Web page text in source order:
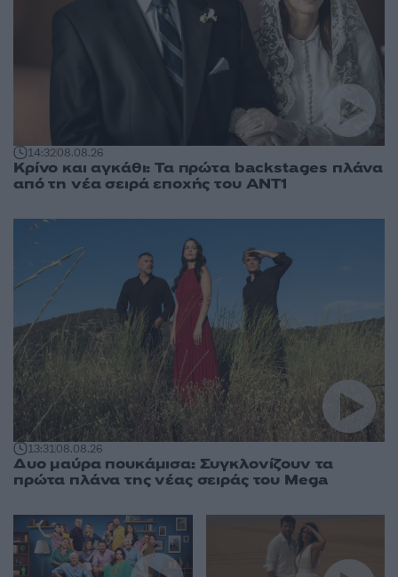
14:3208.08.26
Κρίνο και αγκάθι: Τα πρώτα backstages πλάνα
από τη νέα σειρά εποχής του ΑΝΤ1
13:3108.08.26
Δυο μαύρα πουκάμισα: Συγκλονίζουν τα
πρώτα πλάνα της νέας σειράς του Mega